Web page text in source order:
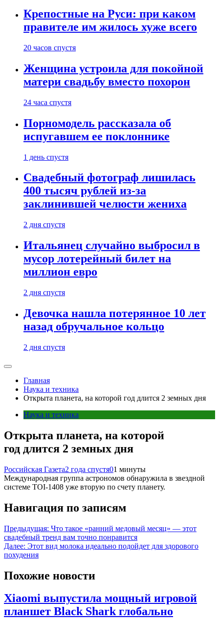
Крепостные на Руси: при каком
правителе им жилось хуже всего
20 часов спустя
Женщина устроила для покойной
матери свадьбу вместо похорон
24 часа спустя
Порномодель рассказала об
испугавшем ее поклоннике
1 день спустя
Свадебный фотограф лишилась
400 тысяч рублей из-за
заклинившей челюсти жениха
2 дня спустя
Итальянец случайно выбросил в
мусор лотерейный билет на
миллион евро
2 дня спустя
Девочка нашла потерянное 10 лет
назад обручальное кольцо
2 дня спустя
Главная
Наука и техника
Открыта планета, на которой год длится 2 земных дня
Наука и техника
Открыта планета, на которой
год длится 2 земных дня
Российская Газета2 года спустя01 минуты
Международная группа астрономов обнаружила в звездной
системе TOI-1408 уже вторую по счету планету.
Навигация по записям
Предыдущая: Что такое «ранний медовый месяц» — этот
свадебный тренд вам точно понравится
Далее: Этот вид молока идеально подойдет для здорового
похудения
Похожие новости
Xiaomi выпустила мощный игровой
планшет Black Shark глобально